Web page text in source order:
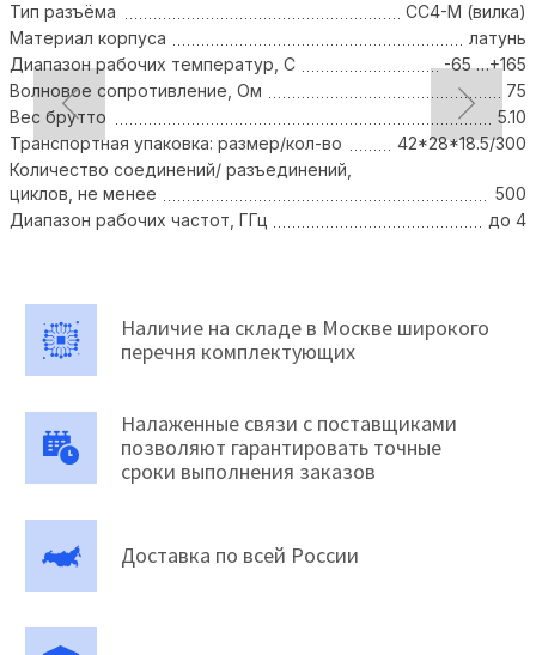
Тип разъёма
CC4-M (вилка)
Материал корпуса
латунь
Диапазон рабочих температур, C
-65 …+165
Волновое сопротивление, Ом
75
Вес брутто
5.10
Транспортная упаковка: размер/кол-во
42*28*18.5/300
Количество соединений/ разъединений,
циклов, не менее
500
Диапазон рабочих частот, ГГц
до 4
Наличие на складе в Москве широкого
перечня комплектующих
Налаженные связи с поставщиками
позволяют гарантировать точные
сроки выполнения заказов
Доставка по всей России